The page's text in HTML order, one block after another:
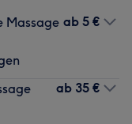
Massage ab 5 €
ab 35 €